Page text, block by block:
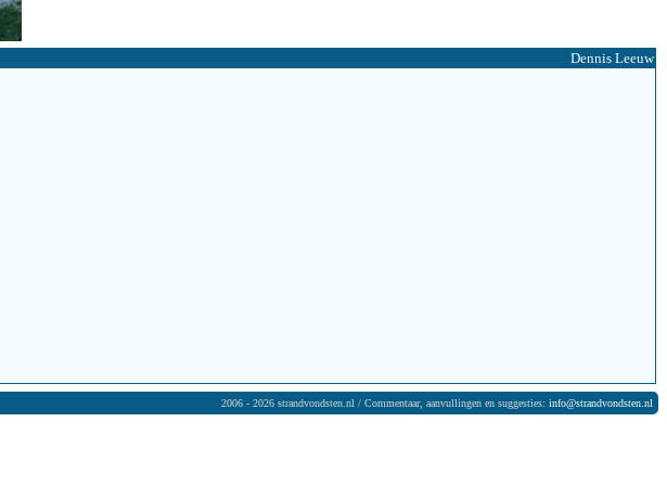
Dennis Leeuw
2006 - 2026 strandvondsten.nl / Commentaar, aanvullingen en suggesties: info@strandvondsten.nl